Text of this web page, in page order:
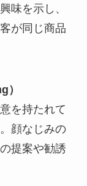
味を示し、
が同じ商品
）
を持たれて
顔なじみの
提案や勧誘